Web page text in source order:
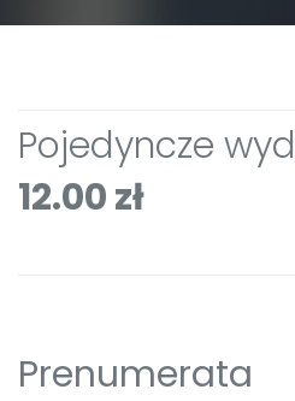
Pojedyncze
12.00 zł
Prenumerata